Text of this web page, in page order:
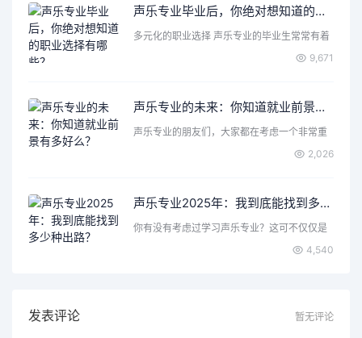
声乐专业毕业后，你绝对想知道的职业选择有哪些？
多元化的职业选择 声乐专业的毕业生常常有着
9,671
声乐专业的未来：你知道就业前景有多好么？
声乐专业的朋友们，大家都在考虑一个非常重
2,026
声乐专业2025年：我到底能找到多少种出路？
你有没有考虑过学习声乐专业？这可不仅仅是
4,540
发表评论 暂无评论